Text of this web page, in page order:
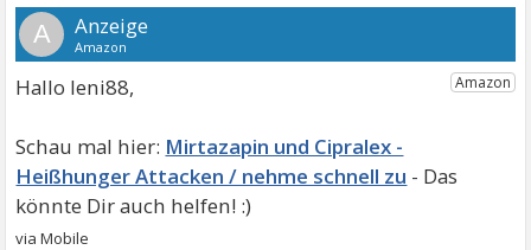
A
Hallo leni88,
Mirtazapin und Cipralex -
Heißhunger Attacken / nehme schnell zu